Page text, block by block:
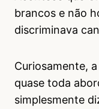
brancos e não
discriminava
Curiosamente,
quase toda
simplesmente